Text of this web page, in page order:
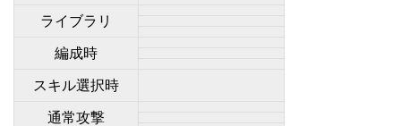
ライブラリ
編成時
スキル選択時
通常攻撃